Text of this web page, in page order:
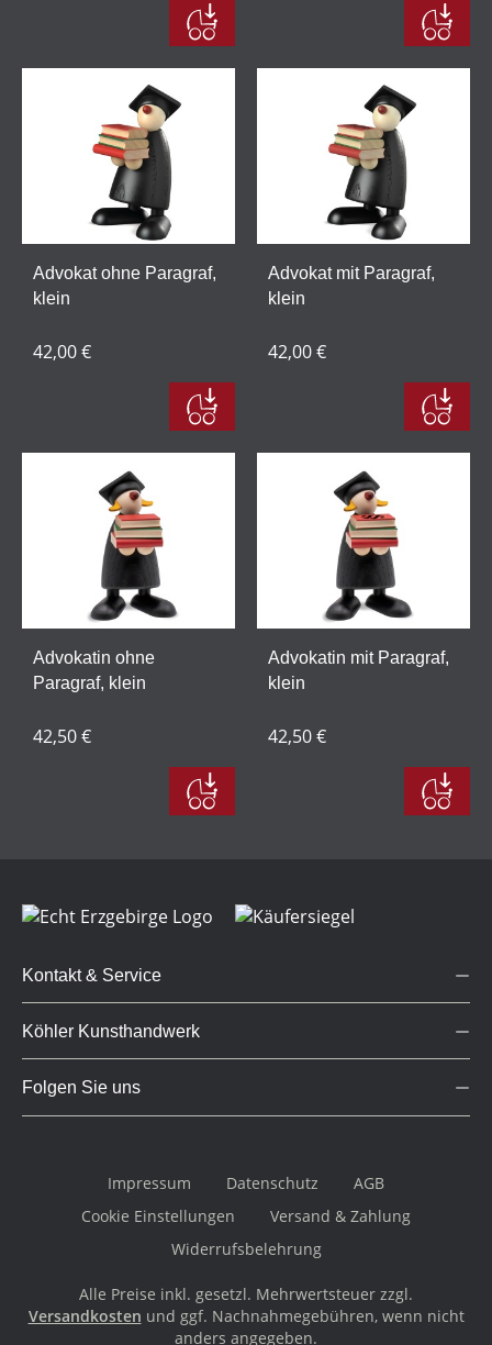
Advokat ohne Paragraf,
klein
42,00 €
Advokat mit Paragraf,
klein
42,00 €
Advokatin ohne
Paragraf, klein
42,50 €
Advokatin mit Paragraf,
klein
42,50 €
Kontakt & Service
Köhler Kunsthandwerk
Folgen Sie uns
Impressum Datenschutz
AGB
Cookie Einstellungen
Versand & Zahlung
Widerrufsbelehrung
Alle Preise inkl. gesetzl. Mehrwertsteuer zzgl.
Versandkosten und ggf. Nachnahmegebühren, wenn nicht
anders angegeben.